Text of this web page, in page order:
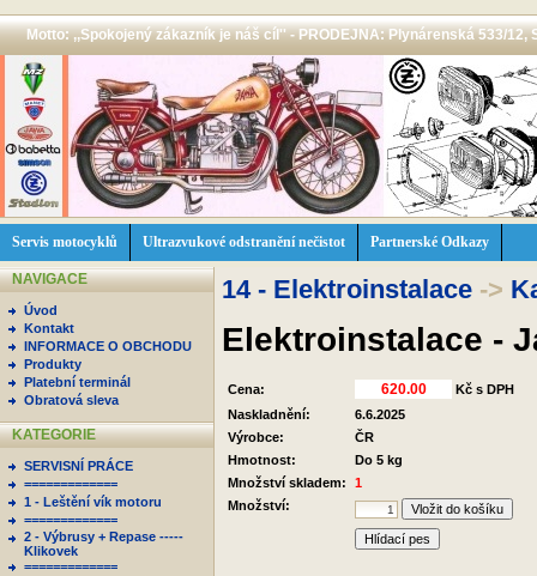
Motto: ,,Spokojený zákazník je náš cíl'' - PRODEJNA: Plynárenská 533/12,
Servis motocyklů Ultrazvukové odstranění nečistot Partnerské Odkazy
NAVIGACE
Úvod
Kontakt
INFORMACE O OBCHODU
Produkty
Platební terminál
Obratová sleva
KATEGORIE
SERVISNÍ PRÁCE
=============
1 - Leštění vík motoru
=============
2 - Výbrusy + Repase -----
Klikovek
=============
14 - Elektroinstalace ->
Elektroinstalace -
Cena:
Kč s DPH
Naskladnění:
6.6.2025
Výrobce:
ČR
Hmotnost:
Do 5 kg
Množství skladem:
1
Množství:
Hlídací pes